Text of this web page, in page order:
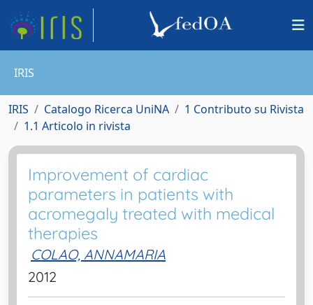
IRIS
IRIS Catalogo Ricerca UniNA
1 Contributo su Rivista
1.1 Articolo in rivista
Improvement of cardiac
parameters in patients with
acromegaly treated with medical
therapies
COLAO, ANNAMARIA
2012